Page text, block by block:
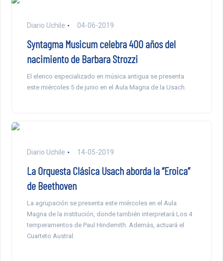
Diario Uchile 04-06-2019
Syntagma Musicum celebra 400 años del
nacimiento de Barbara Strozzi
El elenco especializado en música antigua se presenta
este miércoles 5 de junio en el Aula Magna de la Usach.
Diario Uchile 14-05-2019
La Orquesta Clásica Usach aborda la “Eroica”
de Beethoven
La agrupación se presenta este miércoles en el Aula
Magna de la institución, donde también interpretará Los 4
temperamentos de Paul Hindemith. Además, actuará el
Cuarteto Austral.